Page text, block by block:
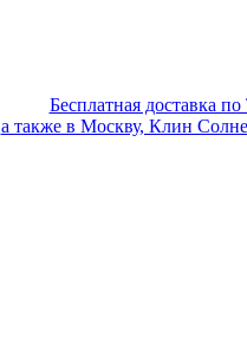
Бесплатная доставка
а также в Москву, Клин